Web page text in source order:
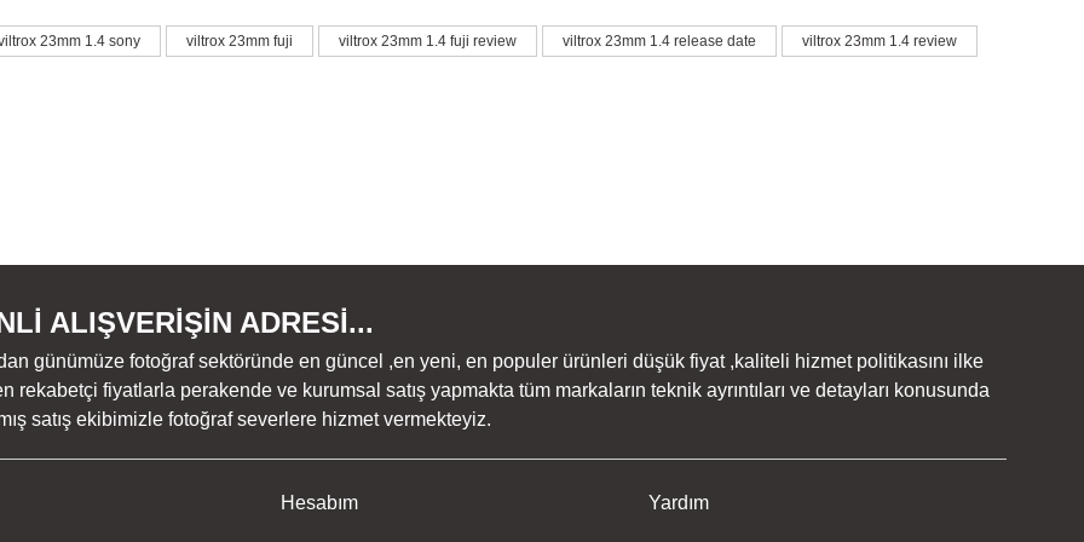
Bu ürüne ilk yorumu siz yapın!
yetersiz gördüğünüz noktaları öneri formunu kullanarak tarafımıza iletebilirsiniz.
Gönder
23mm 1.4 sony viltrox 23mm fuji viltrox 23mm 1.4 fuji review viltrox 23mm 1.4 release date viltrox 23mm 1.4 review
ALIŞVERİŞİN ADRESİ...
günümüze fotoğraf sektöründe en güncel ,en yeni, en populer ürünleri düşük fiyat ,kaliteli hizmet politikasını ilke
rekabetçi fiyatlarla perakende ve kurumsal satış yapmakta tüm markaların teknik ayrıntıları ve detayları konusunda
satış ekibimizle fotoğraf severlere hizmet vermekteyiz.
Hesabım Yardım